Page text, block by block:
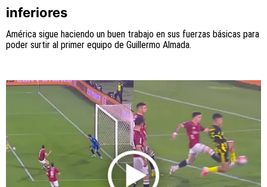
inferiores
América sigue haciendo un buen trabajo en sus fuerzas básicas para
poder surtir al primer equipo de Guillermo Almada.